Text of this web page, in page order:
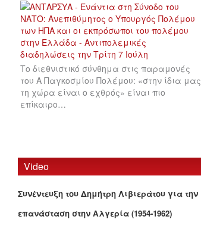
Το διεθνιστικό σύνθημα στις παραμονές
του Α Παγκοσμίου Πολέμου: «στην ίδια μας
τη χώρα είναι ο εχθρός» είναι πιο
επίκαιρο…
Video
Συνέντευξη του Δημήτρη Λιβιεράτου για την
επανάσταση στην Αλγερία (1954-1962)